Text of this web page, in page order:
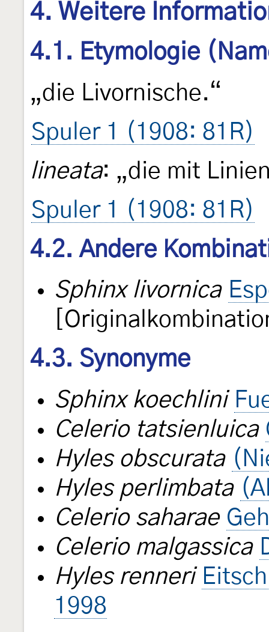
4. Weitere
4.1. Etymologie
„die Livornische.“
Spuler 1 (1908: 81R)
lineata: „die mit
Spuler 1 (1908: 81R)
4.2. Andere
Sphinx livornica
4.3. Synonyme
Sphinx koechlini
Celerio tatsienluica
Hyles obscurata
Hyles perlimbata
Celerio saharae
Celerio malgassica
Hyles renneri
1998